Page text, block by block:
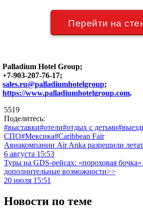
Перейти на
Palladium Hotel Group;
+7-903-207-76-17;
sales.ru@palladiumhotelgroup;
https://www.palladiumhotelgroup.com.
5519
Поделитесь:
#выставки#отели#отдых с детьми
СПО#Мексика#Caribbean Fair
Авиакомпании Air Anka разрешили
6 августа 15:53
Туры на GDS-рейсах: «пороховая
дополнительные возможности>>
20 июля 15:51
Новости по теме